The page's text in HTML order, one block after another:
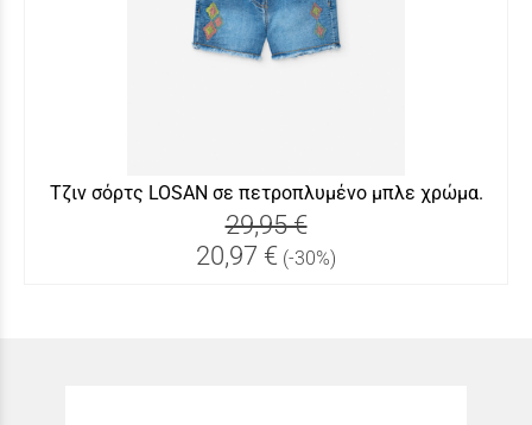
Τζιν σόρτς LOSAN σε πετροπλυμένο μπλε χρώμα.
29,95 €
20,97 € (-30%)